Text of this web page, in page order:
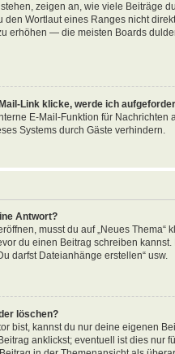
zeigen an, wie viele Beiträge
Wortlaut eines Ranges nicht
erhöhen — die meisten Boards
Link klicke, werde ich
E-Mail-Funktion für
Systems durch Gäste verhindern.
Antwort?
musst du auf „Neues
du einen Beitrag schreiben
darfst Dateianhänge erstellen“ usw.
löschen?
bist, kannst du nur deine eigenen
anklickst; eventuell ist dies